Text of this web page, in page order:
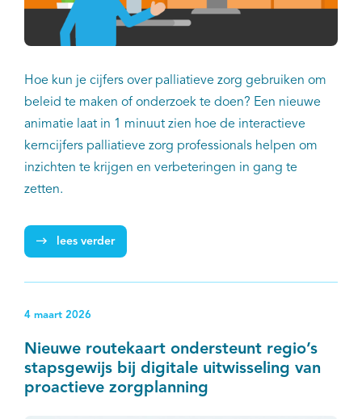
Hoe kun je cijfers over palliatieve zorg gebruiken om
beleid te maken of onderzoek te doen? Een nieuwe
animatie laat in 1 minuut zien hoe de interactieve
kerncijfers palliatieve zorg professionals helpen om
inzichten te krijgen en verbeteringen in gang te
zetten.
lees verder
4 maart 2026
Nieuwe routekaart ondersteunt regio’s
stapsgewijs bij digitale uitwisseling van
proactieve zorgplanning